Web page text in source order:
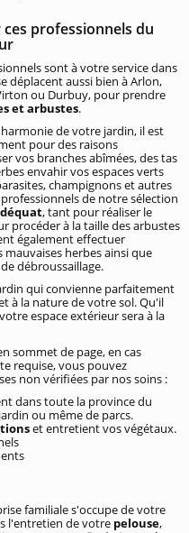
professionnels du
sont à votre service dans
déplacent aussi bien à Arlon,
ou Durbuy, pour prendre
et arbustes.
de votre jardin, il est
pour des raisons
vos branches abîmées, des tas
envahir vos espaces verts
champignons et autres
de notre sélection
, tant pour réaliser le
procéder à la taille des arbustes
également effectuer
herbes ainsi que
débroussaillage.
qui convienne parfaitement
à la nature de votre sol. Qu'il
espace extérieur sera à la
sommet de page, en cas
requise, vous pouvez
non vérifiées par nos soins :
dans toute la province du
ou même de parcs.
et entretient vos végétaux.
familiale s'occupe de votre
l'entretien de votre pelouse,